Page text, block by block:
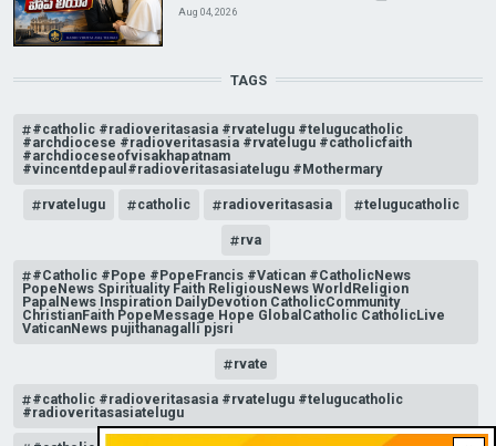
Aug 04, 2026
TAGS
#catholic #radioveritasasia #rvatelugu #telugucatholic
#archdiocese #radioveritasasia #rvatelugu #catholicfaith
#archdioceseofvisakhapatnam
#vincentdepaul#radioveritasasiatelugu #Mothermary
rvatelugu catholic radioveritasasia telugucatholic
rva
#Catholic #Pope #PopeFrancis #Vatican #CatholicNews
PopeNews Spirituality Faith ReligiousNews WorldReligion
PapalNews Inspiration DailyDevotion CatholicCommunity
ChristianFaith PopeMessage Hope GlobalCatholic CatholicLive
VaticanNews pujithanagalli pjsri
rvate
#catholic #radioveritasasia #rvatelugu #telugucatholic
#radioveritasasiatelugu